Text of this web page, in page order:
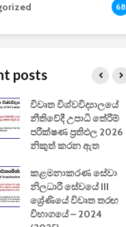
68
posts
විවෘත විශ්වවිද්‍යාලයේ
නීතිවේදී උපාධි තේරීම්
පරීක්ෂණ ප්‍රතිඵල 2026
නිකුත් කරන ඇත
කළමනාකරණ සේවා
නිලධාරී සේවයේ III
ශ්‍රේණියේ විවෘත තරඟ
විභාගයේ – 2024